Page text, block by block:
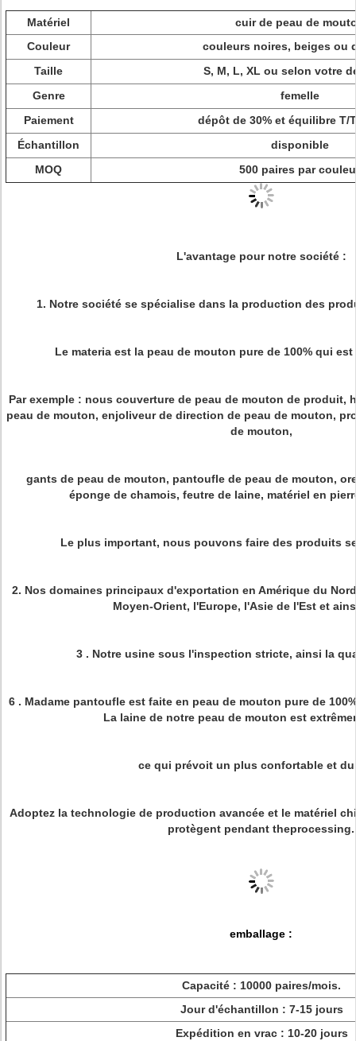
Matériel
cuir de peau de
Couleur
couleurs noires, beiges ou
Taille
S, M, L, XL ou selon votre
Genre
femelle
Paiement
dépôt de 30% et équilibre T/
Échantillon
disponible
MOQ
500 paires par
L'avantage pour notre société :
1. Notre société se spécialise dans la production des
Le materia est la peau de mouton pure de 100% qui
Par exemple : nous couverture de peau de mouton de produit,
peau de mouton, enjoliveur de direction de peau de mouton,
de mouton,
gants de peau de mouton, pantoufle de peau de mouton,
éponge de chamois, feutre de laine, matériel en
Le plus important, nous pouvons faire des produits
2. Nos domaines principaux d'exportation en Amérique du
Moyen-Orient, l'Europe, l'Asie de l'Est et
3 . Notre usine sous l'inspection stricte, ainsi la
6 . Madame pantoufle est faite en peau de mouton pure de
La laine de notre peau de mouton est
ce qui prévoit un plus confortable et
Adoptez la technologie de production avancée et le matériel
protègent pendant theprocessing.
emballage :
Capacité : 10000 paires/mois.
Jour d'échantillon : 7-15 jours
Expédition en vrac : 10-20 jours